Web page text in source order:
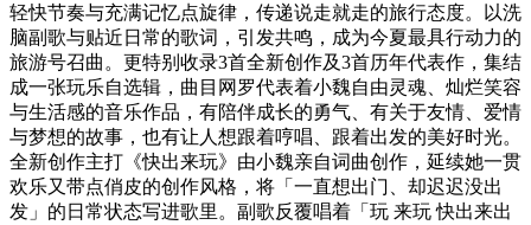
轻快节奏与充满记忆点旋律，传递说走就走的旅行态度。以洗
脑副歌与贴近日常的歌词，引发共鸣，成为今夏最具行动力的
旅游号召曲。更特别收录3首全新创作及3首历年代表作，集结
成一张玩乐自选辑，曲目网罗代表着小魏自由灵魂、灿烂笑容
与生活感的音乐作品，有陪伴成长的勇气、有关于友情、爱情
与梦想的故事，也有让人想跟着哼唱、跟着出发的美好时光。
全新创作主打《快出来玩》由小魏亲自词曲创作，延续她一贯
欢乐又带点俏皮的创作风格，将「一直想出门、却迟迟没出
发」的日常状态写进歌里。副歌反覆唱着「玩 来玩 快出来出